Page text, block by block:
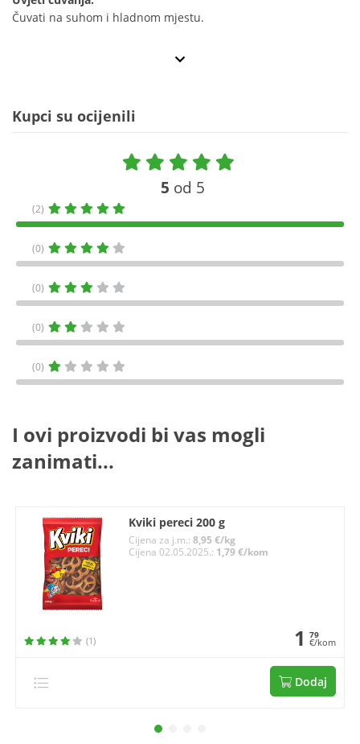
Čuvati na suhom i hladnom mjestu.
Kupci su ocijenili
5 od 5
(2)
(0)
(0)
(0)
(0)
I ovi proizvodi bi vas mogli
zanimati...
Kviki pereci 200 g
Cijena za j.m.:8,95 €/kg
Cijena 02.05.2025.: 1,79 €/kom
(1) 1 79
€/kom
Dodaj